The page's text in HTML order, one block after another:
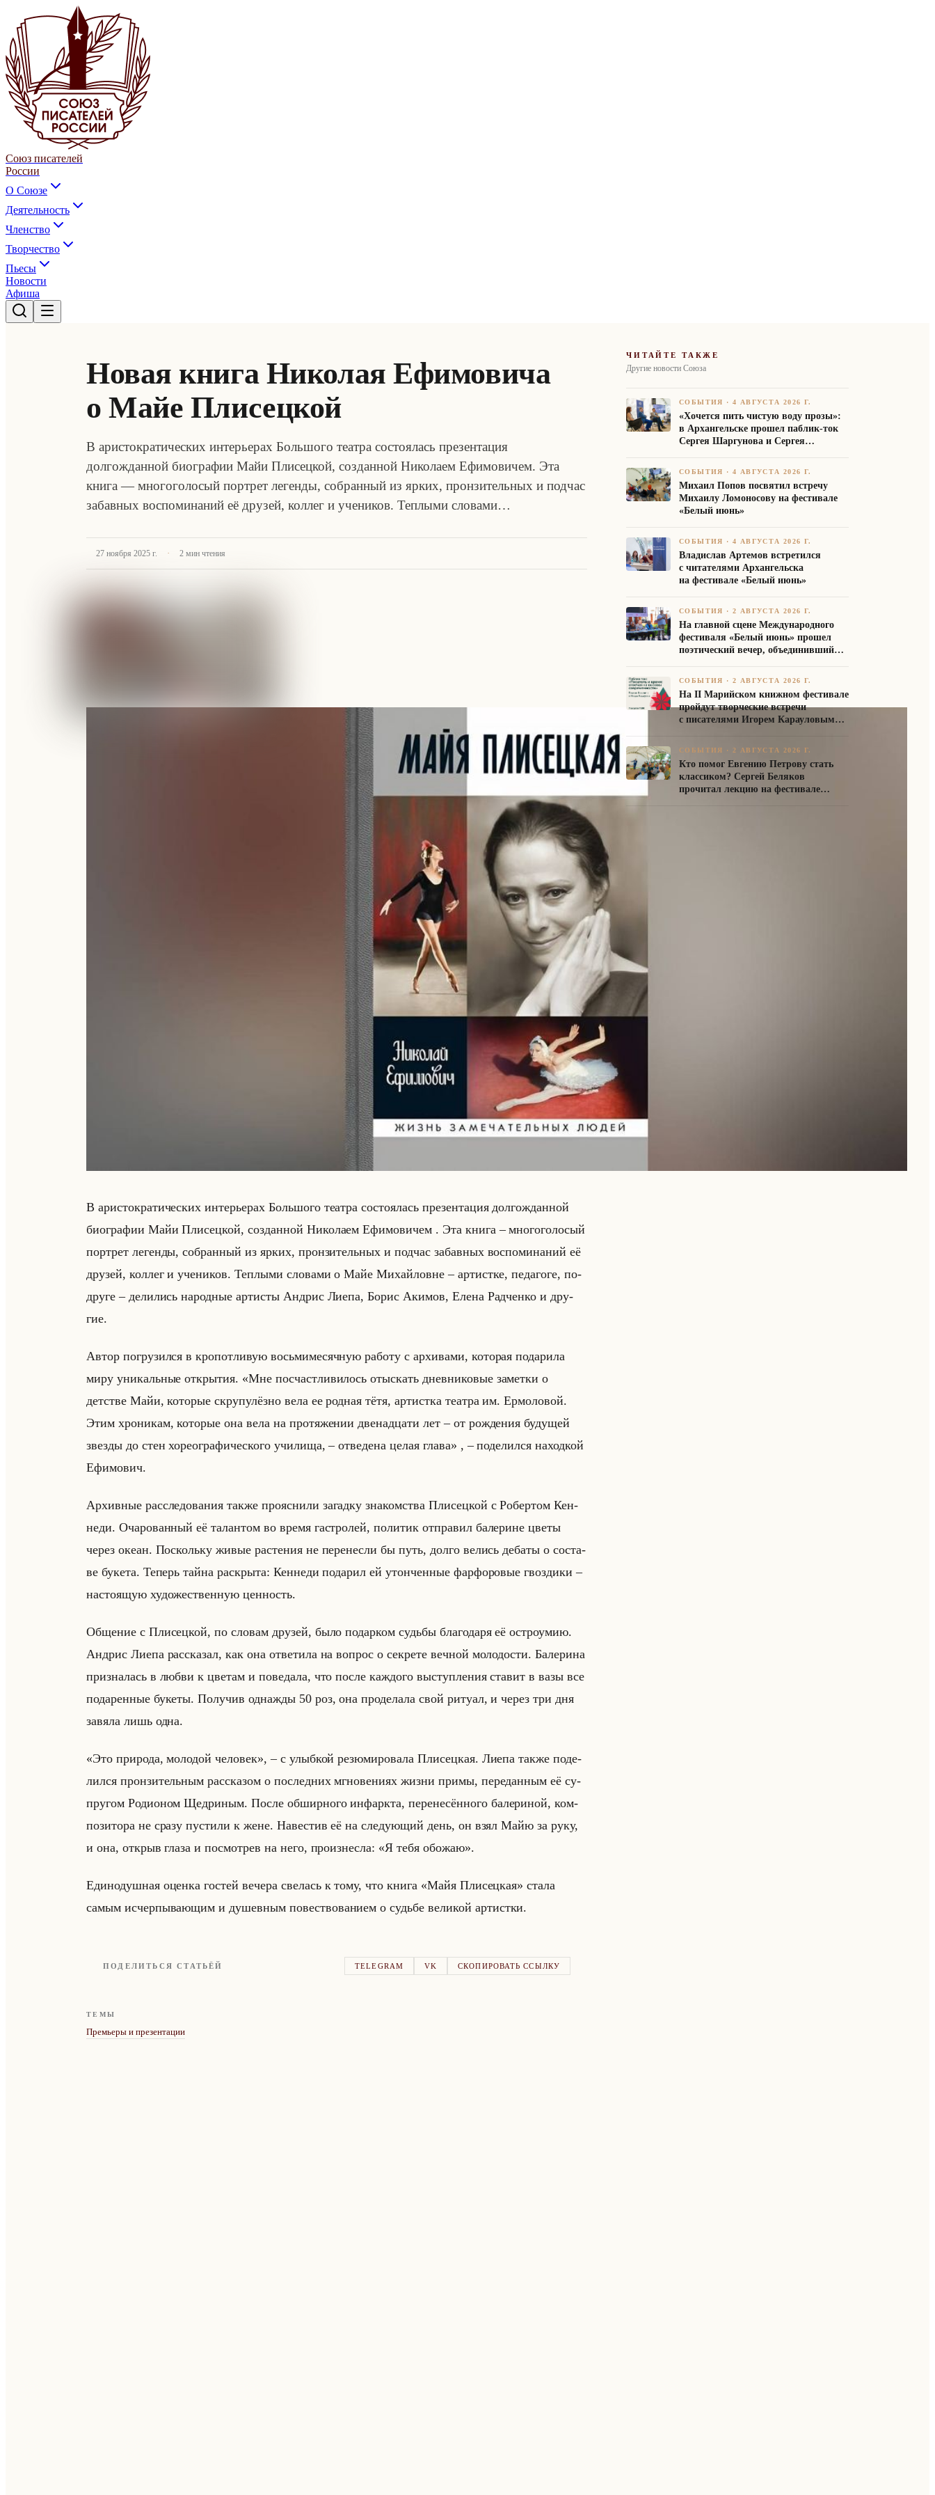
Союз писателей
России
О Союзе
Деятельность
Членство
Творчество
Пьесы
Новости
Афиша
Новая книга Николая Ефимовича
о Майе Плисецкой
В аристократических интерьерах Большого театра состоялась презентация
долгожданной биографии Майи Плисецкой, созданной Николаем Ефимовичем. Эта
книга — многоголосый портрет легенды, собранный из ярких, пронзительных и подчас
забавных воспоминаний её друзей, коллег и учеников. Теплыми словами…
27 ноября 2025 г. · 2 мин чтения
В ари­сто­кра­ти­че­ских ин­те­рье­рах Большо­го те­ат­ра со­сто­ялась пре­зен­та­ция дол­го­ждан­ной
био­гра­фии Майи Пли­сец­кой, со­здан­ной Ни­ко­ла­ем Ефи­мо­ви­чем . Эта книга – мно­го­го­ло­сый
порт­рет ле­ген­ды, со­бран­ный из ярких, прон­зи­тельных и под­час за­бав­ных вос­по­ми­на­ний её
дру­зей, кол­лег и уче­ни­ков. Теп­лы­ми сло­ва­ми о Майе Ми­хайловне – ар­тист­ке, пе­да­го­ге, по­
дру­ге – де­ли­лись на­род­ные ар­ти­сты Ан­дрис Лиепа, Борис Аки­мов, Елена Рад­чен­ко и дру­
гие.
Автор по­гру­зил­ся в кро­пот­ли­вую восьми­ме­сяч­ную ра­бо­ту с ар­хи­ва­ми, ко­то­рая по­да­ри­ла
миру уни­кальные от­кры­тия. «Мне посчастливилось отыскать дневниковые заметки о
детстве Майи, которые скрупулёзно вела ее родная тётя, артистка театра им. Ермоловой.
Этим хроникам, которые она вела на протяжении двенадцати лет – от рождения будущей
звезды до стен хореографического училища, – отведена целая глава» , – по­де­лил­ся на­ход­кой
Ефи­мо­вич.
Ар­хив­ные рас­сле­до­ва­ния также про­яс­ни­ли за­гад­ку зна­ком­ства Пли­сец­кой с Ро­бер­том Кен­
не­ди. Оча­ро­ван­ный её та­лан­том во время га­стро­лей, по­ли­тик от­пра­вил ба­ле­рине цветы
через океан. По­скольку живые рас­те­ния не пе­ре­нес­ли бы путь, долго ве­лись де­ба­ты о со­ста­
ве бу­ке­та. Те­перь тайна рас­кры­та: Кен­не­ди по­да­рил ей утон­чен­ные фар­фо­ро­вые гвоз­ди­ки –
на­сто­ящую ху­до­же­ствен­ную цен­ность.
Об­ще­ние с Пли­сец­кой, по сло­вам дру­зей, было по­дар­ком судьбы бла­го­да­ря её ост­ро­умию.
Ан­дрис Лиепа рас­ска­зал, как она от­ве­ти­ла на во­прос о сек­ре­те веч­ной мо­ло­до­сти. Ба­ле­ри­на
при­зна­лась в любви к цве­там и по­ве­да­ла, что после каж­до­го вы­ступ­ле­ния ста­вит в вазы все
по­да­рен­ные бу­ке­ты. По­лу­чив од­наж­ды 50 роз, она про­де­ла­ла свой ри­ту­ал, и через три дня
за­вя­ла лишь одна.
«Это природа, молодой человек», – с улыб­кой ре­зю­ми­ро­ва­ла Пли­сец­кая. Лиепа также по­де­
лил­ся прон­зи­тельным рас­ска­зом о по­след­них мгно­ве­ни­ях жизни примы, пе­ре­дан­ным её су­
пру­гом Ро­ди­оном Щед­ри­ным. После об­шир­но­го ин­фарк­та, пе­ре­не­сён­но­го ба­ле­ри­ной, ком­
по­зи­то­ра не сразу пу­сти­ли к жене. На­ве­стив её на сле­ду­ющий день, он взял Майю за руку,
и она, от­крыв глаза и по­смот­рев на него, про­из­нес­ла: «Я тебя обожаю».
Еди­но­душ­ная оцен­ка го­стей ве­че­ра све­лась к тому, что книга «Майя Плисецкая» стала
самым ис­чер­пы­ва­ющим и ду­шев­ным по­вест­во­ва­ни­ем о судьбе ве­ли­кой ар­тист­ки.
ПОДЕЛИТЬСЯ СТАТЬЁЙ TELEGRAM VK СКОПИРОВАТЬ ССЫЛКУ
ТЕМЫ
Премьеры и презентации
ЧИТАЙТЕ ТАКЖЕ
Другие новости Союза
СОБЫТИЯ ·4 АВГУСТА 2026 Г.
«Хочется пить чистую воду прозы»:
в Архангельске прошел паблик-ток
Сергея Шаргунова и Сергея
СОБЫТИЯ ·4 АВГУСТА 2026 Г.
Михаил Попов посвятил встречу
Михаилу Ломоносову на фестивале
«Белый июнь»
СОБЫТИЯ ·4 АВГУСТА 2026 Г.
Владислав Артемов встретился
с читателями Архангельска
на фестивале «Белый июнь»
СОБЫТИЯ ·2 АВГУСТА 2026 Г.
На главной сцене Международного
фестиваля «Белый июнь» прошел
поэтический вечер, объединивший
СОБЫТИЯ ·2 АВГУСТА 2026 Г.
На II Марийском книжном фестивале
пройдут творческие встречи
с писателями Игорем Карауловым
СОБЫТИЯ · 2 АВГУСТА 2026 Г.
Кто помог Евгению Петрову стать
классиком? Сергей Беляков
прочитал лекцию на фестивале